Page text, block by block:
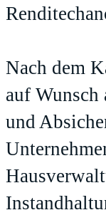
Nach dem
auf Wunsch
und